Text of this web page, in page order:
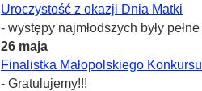
Uroczystość z okazji Dnia Matki
- występy najmłodszych były
26 maja
Finalistka Małopolskiego
- Gratulujemy!!!